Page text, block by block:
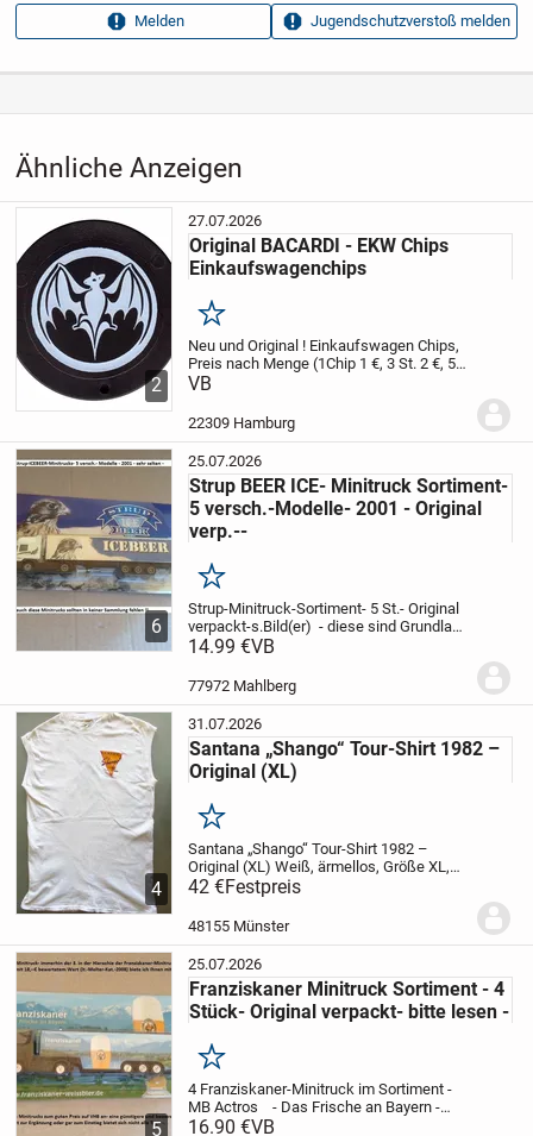
Ähnliche Anzeigen
2
27.07.2026
Original BACARDI - EKW Chips
Einkaufswagenchips
Merken
Neu und Original ! Einkaufswagen Chips,
Preis nach Menge (1Chip 1 €, 3 St. 2 €, 5
St. 3 €)
Privatverkauf ohne Garantie...
VB
22309 Hamburg
6
25.07.2026
Strup BEER ICE- Minitruck Sortiment-
5 versch.-Modelle- 2001 - Original
verp.--
Merken
Strup-Minitruck-Sortiment- 5 St.- Original
verpackt-s.Bild(er) -diese sind Grundlage
dieses Angebotes-gut erhalten-Alters-und
keine Haftung- keine Gewähr...
14.99 €VB
77972 Mahlberg
4
31.07.2026
Santana „Shango“ Tour-Shirt 1982 –
Original (XL)
Merken
Santana „Shango“ Tour-Shirt 1982 –
Original (XL) Weiß, ärmellos, Größe XL,
100% Baumwolle, Made in U.S.A. Motiv
Vorderseite: Gelbes Dreieck mit
Schriftzug „SANTANA Shango TOUR 82“,
42 €Festpreis
48155 Münster
5
25.07.2026
Franziskaner Minitruck Sortiment - 4
Stück- Original verpackt- bitte lesen -
Merken
4 Franziskaner-Minitruck im Sortiment -
MB Actros - Das Frische an Bayern -
2001 -Scania 124L - Weissbier - 2002 -
16.90 €VB
Anzeigen­kennung
855829e3
Aufrufe dieser
22
›Fanartikel
Melden Jugendschutzverstoß melden